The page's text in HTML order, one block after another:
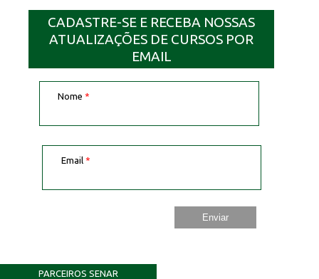
CADASTRE-SE E RECEBA NOSSAS
ATUALIZAÇÕES DE CURSOS POR
EMAIL
Nome *
Email *
PARCEIROS SENAR